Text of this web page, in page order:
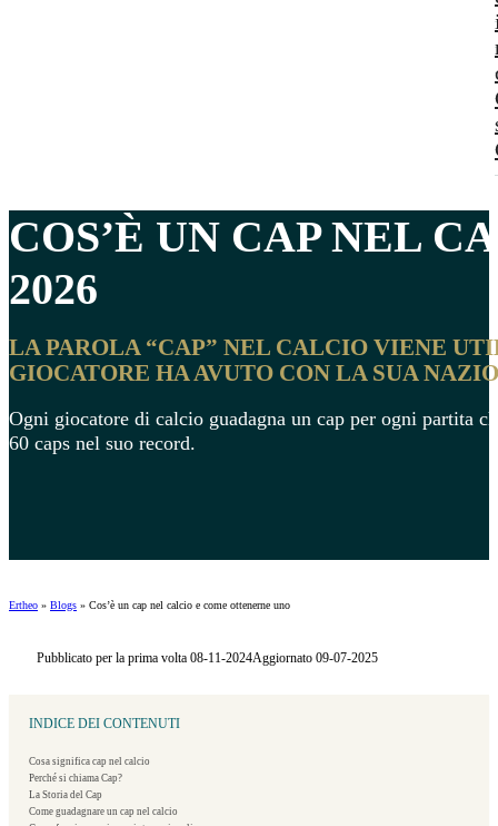
COS’È UN CAPNEL
2026
LA PAROLA “CAP” NEL CALCIO VIENE
GIOCATORE HA AVUTO CON LA SUA
Ogni giocatore di calcio guadagna un cap per ogni partita
60 caps nel suo record.
Ertheo » Blogs » Cos’è un cap nel calcio e come ottenerne uno
Pubblicato per la prima volta 08-11-2024Aggiornato 09-07-2025
INDICE DEI CONTENUTI
Cosa significa cap nel calcio
Perché si chiama Cap?
La Storia del Cap
Come guadagnare un cap nel calcio